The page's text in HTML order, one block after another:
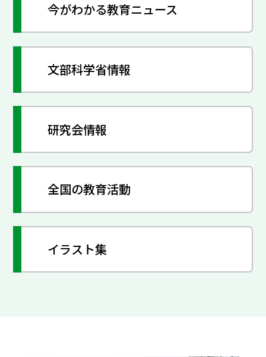
今がわかる教育ニュース
文部科学省情報
研究会情報
全国の教育活動
イラスト集